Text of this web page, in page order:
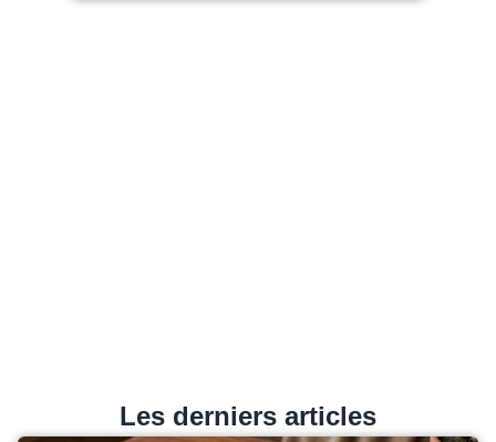
Les derniers articles